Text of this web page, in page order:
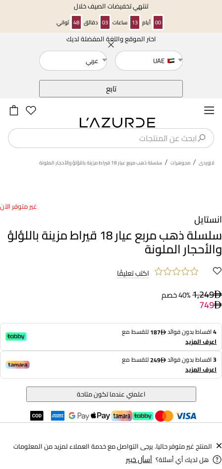
تنتهي تخفيضات الصيف خلال
00 أيام 13 ساعات 03 دقائق 48 ثواني
اختر الموقع واللغة المفضلة لديك
UAE
عربي
تابع
لازوردى / مجوهرات / سلسلة ذهب مربع عيار 18 قيراط مزينة باللؤلؤ والأحجار الملونة
غير متوفر الآن
انستايل
سلسلة ذهب مربع عيار 18 قيراط مزينة باللؤلؤ
والأحجار الملونة
اكتب تعليقًا
1,24940% خصم
749
4اقساط بدون فوائد 187للقسط مع
اعرف المزيد
3اقساط بدون فوائد 249للقسط مع
اعرف المزيد
اعلمني عندما تكون متاحة
المنتج غير متوفر حاليا. يرجى التواصل مع خدمة العملاء لمزيد من المعلومات
هل لديك أي أسئلة؟ أسأل خبير